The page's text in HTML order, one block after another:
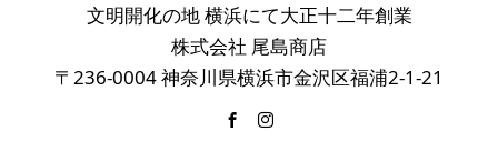
文明開化の地 横浜にて大正十二年創業
株式会社 尾島商店
〒236-0004 神奈川県横浜市金沢区福浦2-1-21